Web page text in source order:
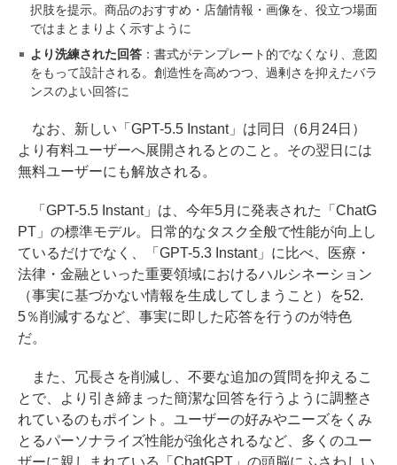
択肢を提示。商品のおすすめ・店舗情報・画像を、役立つ場面
ではまとまりよく示すように
より洗練された回答：書式がテンプレート的でなくなり、意図
をもって設計される。創造性を高めつつ、過剰さを抑えたバラ
ンスのよい回答に
なお、新しい「GPT-5.5 Instant」は同日（6月24日）
より有料ユーザーへ展開されるとのこと。その翌日には
無料ユーザーにも解放される。
「GPT-5.5 Instant」は、今年5月に発表された「ChatG
PT」の標準モデル。日常的なタスク全般で性能が向上し
ているだけでなく、「GPT-5.3 Instant」に比べ、医療・
法律・金融といった重要領域におけるハルシネーション
（事実に基づかない情報を生成してしまうこと）を52.
5％削減するなど、事実に即した応答を行うのが特色
だ。
また、冗長さを削減し、不要な追加の質問を抑えるこ
とで、より引き締まった簡潔な回答を行うように調整さ
れているのもポイント。ユーザーの好みやニーズをくみ
とるパーソナライズ性能が強化されるなど、多くのユー